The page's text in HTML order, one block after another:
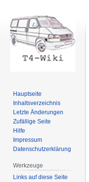
Hauptseite
Inhaltsverzeichnis
Letzte Änderungen
Zufällige Seite
Hilfe
Impressum
Datenschutzerklärung
Werkzeuge
Links auf diese Seite